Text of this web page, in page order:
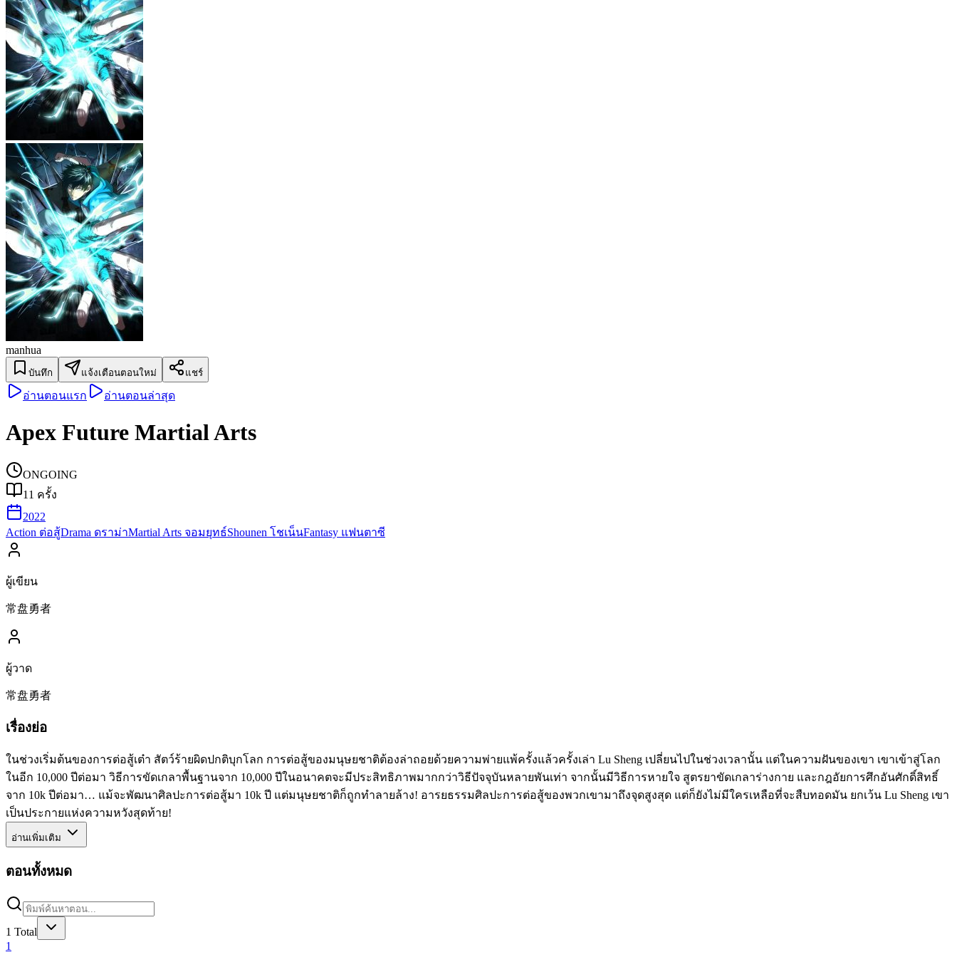
manhua
บันทึก แจ้งเตือนตอนใหม่ แชร์
อ่านตอนแรก อ่านตอนล่าสุด
Apex Future Martial Arts
ONGOING
11 ครั้ง
2022
Action ต่อสู้Drama ดราม่าMartial Arts จอมยุทธ์Shounen โชเน็นFantasy แฟนตาซี
ผู้เขียน
常盘勇者
ผู้วาด
常盘勇者
เรื่องย่อ
ในช่วงเริ่มต้นของการต่อสู้เต๋า สัตว์ร้ายผิดปกติบุกโลก การต่อสู้ของมนุษยชาติต้องล่าถอยด้วยความพ่ายแพ้ครั้งแล้วครั้งเล่า Lu Sheng เปลี่ยนไปในช่วงเวลานั้น แต่ในความฝันของเขา เขาเข้าสู่โลก
ในอีก 10,000 ปีต่อมา วิธีการขัดเกลาพื้นฐานจาก 10,000 ปีในอนาคตจะมีประสิทธิภาพมากกว่าวิธีปัจจุบันหลายพันเท่า จากนั้นมีวิธีการหายใจ สูตรยาขัดเกลาร่างกาย และกฎอัยการศึกอันศักดิ์สิทธิ์
จาก 10k ปีต่อมา… แม้จะพัฒนาศิลปะการต่อสู้มา 10k ปี แต่มนุษยชาติก็ถูกทำลายล้าง! อารยธรรมศิลปะการต่อสู้ของพวกเขามาถึงจุดสูงสุด แต่ก็ยังไม่มีใครเหลือที่จะสืบทอดมัน ยกเว้น Lu Sheng เขา
เป็นประกายแห่งความหวังสุดท้าย!
อ่านเพิ่มเติม
ตอนทั้งหมด
1 Total
1